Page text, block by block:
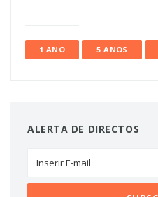
1 ANO 5 ANOS
ALERTA DE DIRECTOS